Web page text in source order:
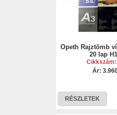
Opeth Rajztömb
20 lap
Ár:
RÉSZLETEK